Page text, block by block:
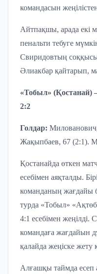
командасын
Айтпақшы, арада екі
пенальти тебуге
Свиридовтың
Әлиакбар қайтарып,
«Тобыл» (Қостанай)
2:2
Голдар: Милованович
Жақыпбаев, 67 (2:1).
Қостанайда өткен
есебімен аяқталды.
команданың жағдайы
турда «Тобыл»
4:1 есебімен жеңілді.
командаға жағдайын
қалайда жеңіске жету
Алғашқы таймда